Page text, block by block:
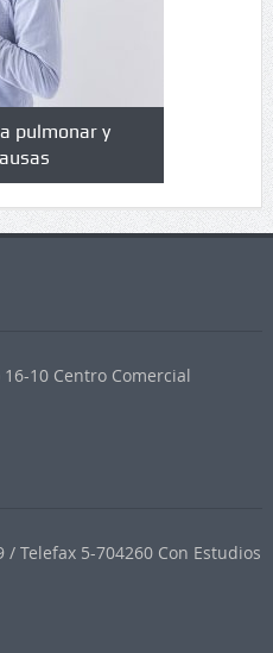
nuevo Contralor
Cesar
El 17 de
10 Centro Comercial
Telefax 5-704260 Con Estudios